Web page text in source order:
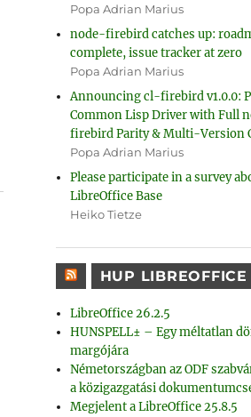
Popa Adrian Marius
node-firebird catches up:
complete, issue tracker at zero
Popa Adrian Marius
Announcing cl-firebird v1.0.0:
Common Lisp Driver with Full
firebird Parity & Multi-Version
Popa Adrian Marius
Please participate in a survey
LibreOffice Base
Heiko Tietze
HUP LIBREOFFICE
LibreOffice 26.2.5
HUNSPELL± – Egy méltatlan
margójára
Németországban az ODF
a közigazgatási
Megjelent a LibreOffice 25.8.5